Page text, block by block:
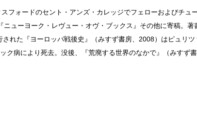
フォードのセント・アンズ・カレッジでフェローおよびチュ
ューヨーク・レヴュー・オヴ・ブックス』その他に寄稿。著
れた『ヨーロッパ戦後史』（みすず書房、2008）はピュリ
病により死去。没後、『荒廃する世界のなかで』（みすず書